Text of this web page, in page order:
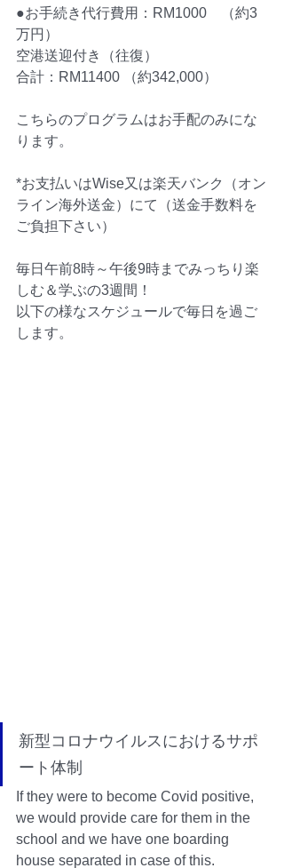
●お手続き代行費用：RM1000　（約3
万円）
空港送迎付き（往復）
合計：RM11400 （約342,000）
こちらのプログラムはお手配のみにな
ります。
*お支払いはWise又は楽天バンク（オン
ライン海外送金）にて（送金手数料を
ご負担下さい）
毎日午前8時～午後9時までみっちり楽
しむ＆学ぶの3週間！
以下の様なスケジュールで毎日を過ご
します。
新型コロナウイルスにおけるサポ
ート体制
If they were to become Covid positive,
we would provide care for them in the
school and we have one boarding
house separated in case of this.